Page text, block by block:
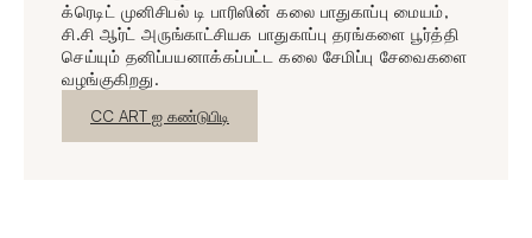
க்ரெடிட் முனிசிபல் டி பாரிஸின் கலை பாதுகாப்பு மையம்,
சி.சி ஆர்ட் அருங்காட்சியக பாதுகாப்பு தரங்களை பூர்த்தி
செய்யும் தனிப்பயனாக்கப்பட்ட கலை சேமிப்பு சேவைகளை
வழங்குகிறது.
புதிய சாளரம்
CC ART ஐ கண்டுபிடி